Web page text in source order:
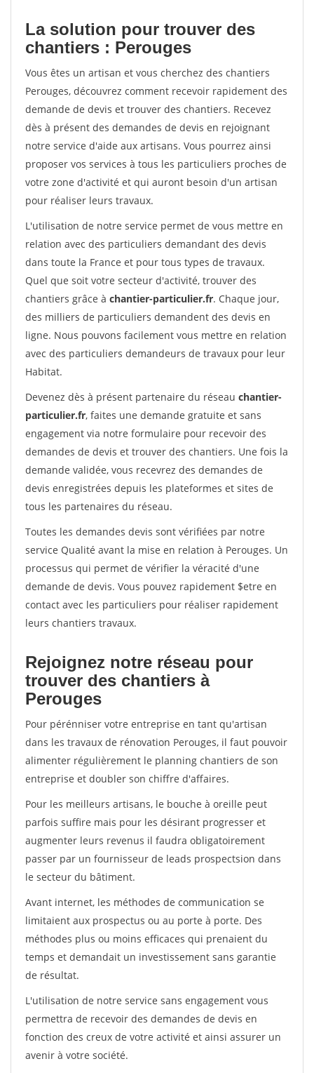
La solution pour trouver des
chantiers : Perouges
Vous êtes un artisan et vous cherchez des chantiers
Perouges, découvrez comment recevoir rapidement des
demande de devis et trouver des chantiers. Recevez
dès à présent des demandes de devis en rejoignant
notre service d'aide aux artisans. Vous pourrez ainsi
proposer vos services à tous les particuliers proches de
votre zone d'activité et qui auront besoin d'un artisan
pour réaliser leurs travaux.
L'utilisation de notre service permet de vous mettre en
relation avec des particuliers demandant des devis
dans toute la France et pour tous types de travaux.
Quel que soit votre secteur d'activité, trouver des
chantiers grâce à chantier-particulier.fr. Chaque jour,
des milliers de particuliers demandent des devis en
ligne. Nous pouvons facilement vous mettre en relation
avec des particuliers demandeurs de travaux pour leur
Habitat.
Devenez dès à présent partenaire du réseau chantier-
particulier.fr, faites une demande gratuite et sans
engagement via notre formulaire pour recevoir des
demandes de devis et trouver des chantiers. Une fois la
demande validée, vous recevrez des demandes de
devis enregistrées depuis les plateformes et sites de
tous les partenaires du réseau.
Toutes les demandes devis sont vérifiées par notre
service Qualité avant la mise en relation à Perouges. Un
processus qui permet de vérifier la véracité d'une
demande de devis. Vous pouvez rapidement $etre en
contact avec les particuliers pour réaliser rapidement
leurs chantiers travaux.
Rejoignez notre réseau pour
trouver des chantiers à
Perouges
Pour pérénniser votre entreprise en tant qu'artisan
dans les travaux de rénovation Perouges, il faut pouvoir
alimenter régulièrement le planning chantiers de son
entreprise et doubler son chiffre d'affaires.
Pour les meilleurs artisans, le bouche à oreille peut
parfois suffire mais pour les désirant progresser et
augmenter leurs revenus il faudra obligatoirement
passer par un fournisseur de leads prospectsion dans
le secteur du bâtiment.
Avant internet, les méthodes de communication se
limitaient aux prospectus ou au porte à porte. Des
méthodes plus ou moins efficaces qui prenaient du
temps et demandait un investissement sans garantie
de résultat.
L'utilisation de notre service sans engagement vous
permettra de recevoir des demandes de devis en
fonction des creux de votre activité et ainsi assurer un
avenir à votre société.